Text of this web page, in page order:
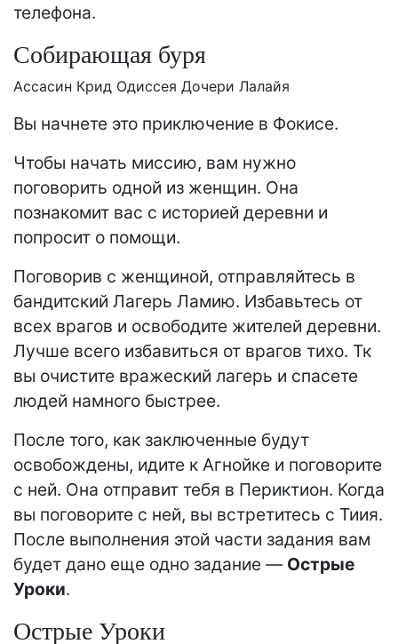
телефона.
Собирающая буря
Aссасин Крид Одиссея Дочери Лалайя
Вы начнете это приключение в Фокисе.
Чтобы начать миссию, вам нужно
поговорить одной из женщин. Она
познакомит вас с историей деревни и
попросит о помощи.
Поговорив с женщиной, отправляйтесь в
бандитский Лагерь Ламию. Избавьтесь от
всех врагов и освободите жителей деревни.
Лучше всего избавиться от врагов тихо. Тк
вы очистите вражеский лагерь и спасете
людей намного быстрее.
После того, как заключенные будут
освобождены, идите к Агнойке и поговорите
с ней. Она отправит тебя в Периктион. Когда
вы поговорите с ней, вы встретитесь с Тиия.
После выполнения этой части задания вам
будет дано еще одно задание — Острые
Уроки.
Острые Уроки